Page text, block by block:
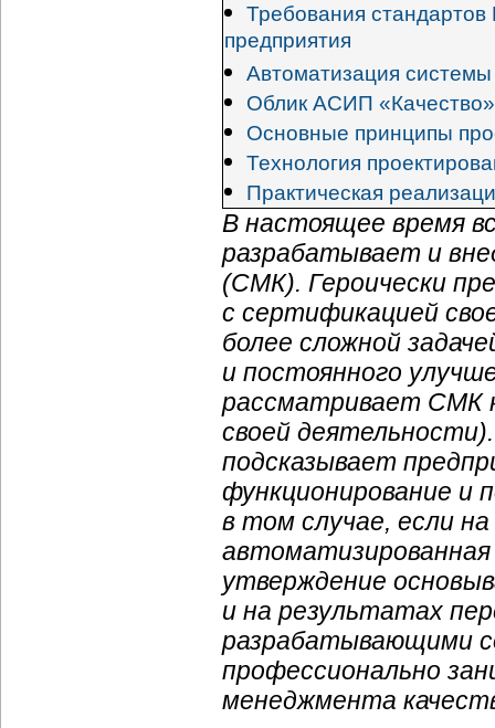
Требования
предприятия
Автоматизация
Облик АСИП «Качество»
Основные принципы
Технология
Практическая
В настоящее время
разрабатывает и
(СМК). Героически
с сертификацией
более сложной
и постоянного
рассматривает СМК
своей
подсказывает
функционирование и
в том случае, если
утверждение
и на результатах
разрабатывающими
профессионально
менеджмента